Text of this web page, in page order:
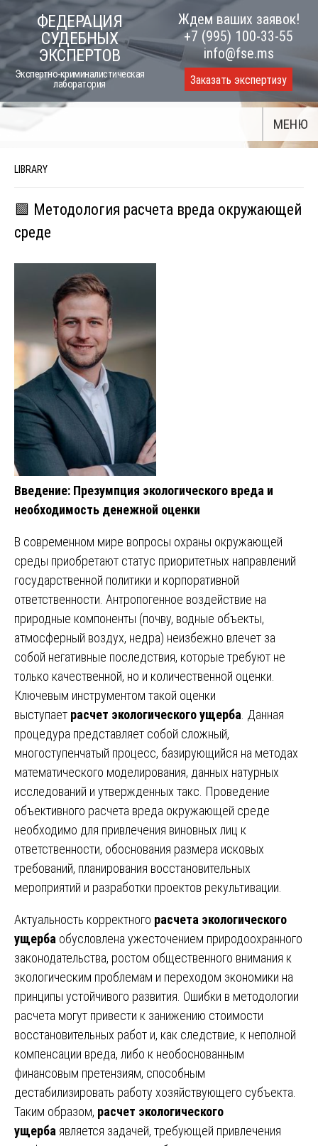
to
content
ФЕДЕРАЦИЯ
СУДЕБНЫХ
ЭКСПЕРТОВ
Экспертно-криминалистическая
лаборатория
Ждем ваших заявок!
+7 (995) 100-33-55
info@fse.ms
Заказать экспертизу
МЕНЮ
LIBRARY
🟩 Методология расчета вреда окружающей
среде
Введение: Презумпция экологического вреда и
необходимость денежной оценки
В современном мире вопросы охраны окружающей
среды приобретают статус приоритетных направлений
государственной политики и корпоративной
ответственности. Антропогенное воздействие на
природные компоненты (почву, водные объекты,
атмосферный воздух, недра) неизбежно влечет за
собой негативные последствия, которые требуют не
только качественной, но и количественной оценки.
Ключевым инструментом такой оценки
выступает расчет экологического ущерба. Данная
процедура представляет собой сложный,
многоступенчатый процесс, базирующийся на методах
математического моделирования, данных натурных
исследований и утвержденных такс. Проведение
объективного расчета вреда окружающей среде
необходимо для привлечения виновных лиц к
ответственности, обоснования размера исковых
требований, планирования восстановительных
мероприятий и разработки проектов рекультивации.
Актуальность корректного расчета экологического
ущерба обусловлена ужесточением природоохранного
законодательства, ростом общественного внимания к
экологическим проблемам и переходом экономики на
принципы устойчивого развития. Ошибки в методологии
расчета могут привести к занижению стоимости
восстановительных работ и, как следствие, к неполной
компенсации вреда, либо к необоснованным
финансовым претензиям, способным
дестабилизировать работу хозяйствующего субъекта.
Таким образом, расчет экологического
ущерба является задачей, требующей привлечения